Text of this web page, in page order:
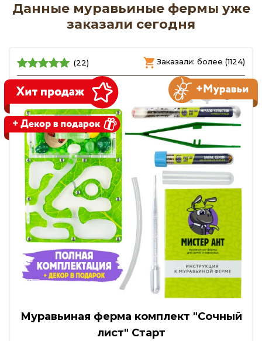
Данные муравьиные фермы уже
заказали сегодня
(22) Заказали: более (1124)
Муравьиная ферма комплект "Сочный
лист" Старт